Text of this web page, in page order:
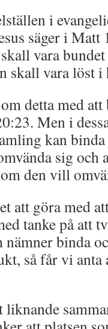
i
säger i
vara
skall vara löst
detta med
Men i
kan
sig och
den vill
att göra med
tanke på att
nämner binda
så får vi anta
liknande